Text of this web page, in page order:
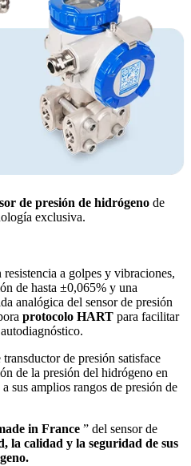
de presión de hidrógeno de
exclusiva.
a golpes y vibraciones,
de hasta ±0,065% y una
analógica del sensor de presión
protocolo HART para facilitar
de presión satisface
de la presión del hidrógeno en
sus amplios rangos de presión de
in France ” del sensor de
la calidad y la seguridad de sus